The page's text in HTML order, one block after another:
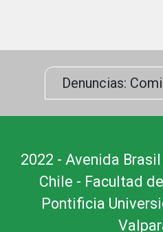
Denuncias:
2022 - Avenida
Chile - Facultad
Pontificia